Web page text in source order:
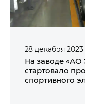
28 декабря 2023
На заводе «АО
стартовало
спортивного